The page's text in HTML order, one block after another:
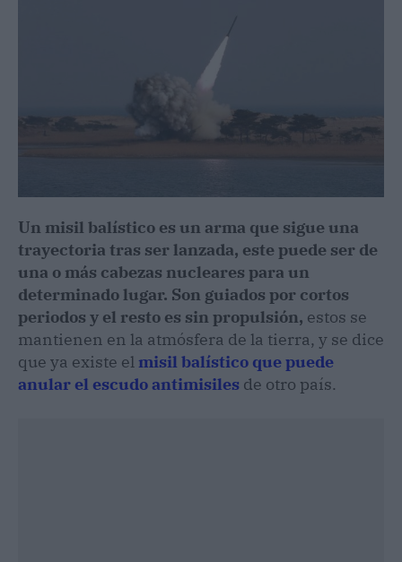
Un misil balístico es un arma que sigue una
trayectoria tras ser lanzada, este puede ser de
una o más cabezas nucleares para un
determinado lugar. Son guiados por cortos
periodos y el resto es sin propulsión, estos se
mantienen en la atmósfera de la tierra, y se dice
que ya existe el misil balístico que puede
anular el escudo antimisiles de otro país.